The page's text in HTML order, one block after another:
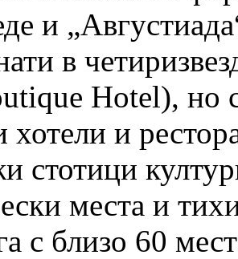
и
в
Hotel), но
хотели и
стотици
места и
с близо 60